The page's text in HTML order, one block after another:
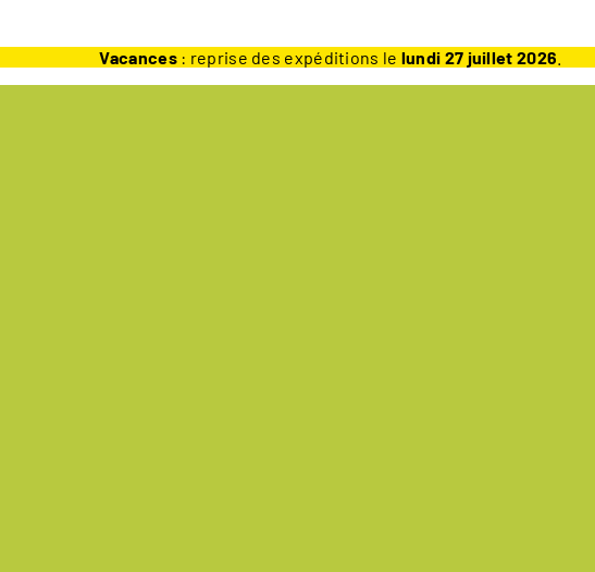
Vacances: reprise des expéditions le lundi 27 juillet 2026